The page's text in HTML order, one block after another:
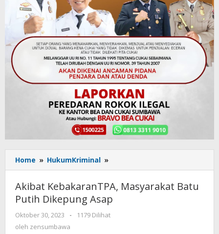
Home » HukumKriminal »
KebakaranTPA,
Batu
Putih
Akibat KebakaranTPA, Masyarakat Batu
Putih Dikepung Asap
Oktober 30, 2023
oleh
zensumbawa
-
1179 Dilihat
oleh zensumbawa